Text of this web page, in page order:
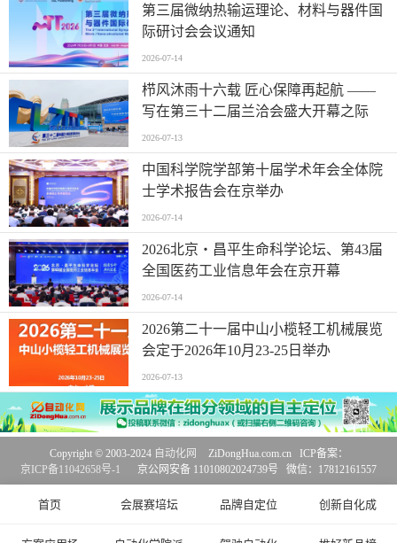
第三届微纳热输运理论、材料与器件国
际研讨会会议通知
2026-07-14
栉风沐雨十六载 匠心保障再起航 ——
写在第三十二届兰洽会盛大开幕之际
2026-07-13
中国科学院学部第十届学术年会全体院
士学术报告会在京举办
2026-07-14
2026北京・昌平生命科学论坛、第43届
全国医药工业信息年会在京开幕
2026-07-14
2026第二十一届中山小榄轻工机械展览
会定于2026年10月23-25日举办
2026-07-13
首页 会展赛培坛 品牌自定位 创新自化成
Copyright © 2003-2024 自动化网
ZiDongHua.com.cn ICP备案：
京ICP备11042658号-1
京公网安备 11010802024739号 微信：17812161557